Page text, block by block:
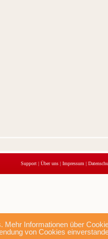
Informationen über
von Cookies
Support | Über uns | Impressum |